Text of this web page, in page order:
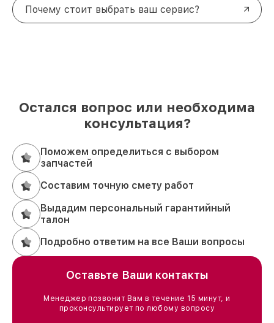
Почему стоит выбрать ваш сервис?
Остался вопрос или необходима
консультация?
Поможем определиться с выбором
запчастей
Составим точную смету работ
Выдадим персональный гарантийный
талон
Подробно ответим на все Ваши вопросы
Оставьте Ваши контакты
Менеджер позвонит Вам в течение 15 минут, и
проконсультирует по любому вопросу